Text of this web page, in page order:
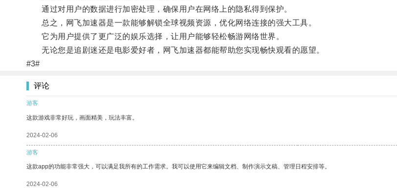
通过对用户的数据进行加密处理，确保用户在网络上的隐私得到保护。
总之，网飞加速器是一款能够解锁全球视频资源，优化网络连接的强大工具。
它为用户提供了更广泛的娱乐选择，让用户能够轻松畅游网络世界。
无论您是追剧迷还是电影爱好者，网飞加速器都能帮助您实现畅快观看的愿望。
#3#
评论
游客
这款游戏非常好玩，画面精美，玩法丰富。
2024-02-06
游客
这款app的功能非常强大，可以满足我所有的工作需求。我可以使用它来编辑文档、制作演示文稿、管理日程安排等。
2024-02-06